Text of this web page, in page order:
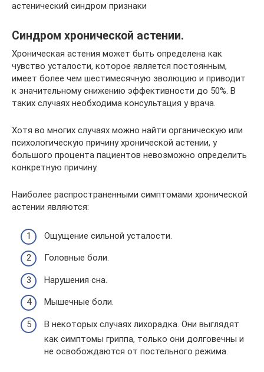
астенический синдром признаки
Синдром хронической астении.
Хроническая астения может быть определена как
чувство усталости, которое является постоянным,
имеет более чем шестимесячную эволюцию и приводит
к значительному снижению эффективности до 50%. В
таких случаях необходима консультация у врача.
Хотя во многих случаях можно найти органическую или
психологическую причину хронической астении, у
большого процента пациентов невозможно определить
конкретную причину.
Наиболее распространенными симптомами хронической
астении являются:
Ощущение сильной усталости.
Головные боли.
Нарушения сна.
Мышечные боли.
В некоторых случаях лихорадка. Они выглядят
как симптомы гриппа, только они долговечны и
не освобождаются от постельного режима.